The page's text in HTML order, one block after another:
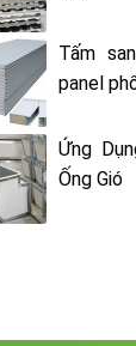
Tấm
panel
Ứng
Ống Gió